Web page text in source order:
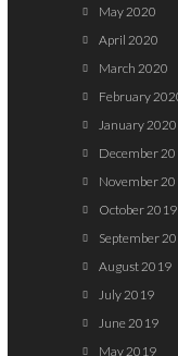
May 2020
April 2020
March 2020
February
January 2020
December
November
October 2019
September
August 2019
July 2019
June 2019
May 2019